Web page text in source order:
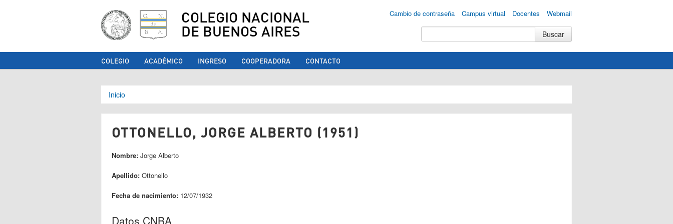
COLEGIO NACIONAL
DE BUENOS AIRES
Cambio de contraseña Campus virtual Docentes Webmail
COLEGIO ACADÉMICO INGRESO COOPERADORA CONTACTO
Se encuentra usted aquí
Inicio
OTTONELLO, JORGE ALBERTO (1951)
Nombre: Jorge Alberto
Apellido: Ottonello
Fecha de nacimiento: 12/07/1932
Datos CNBA